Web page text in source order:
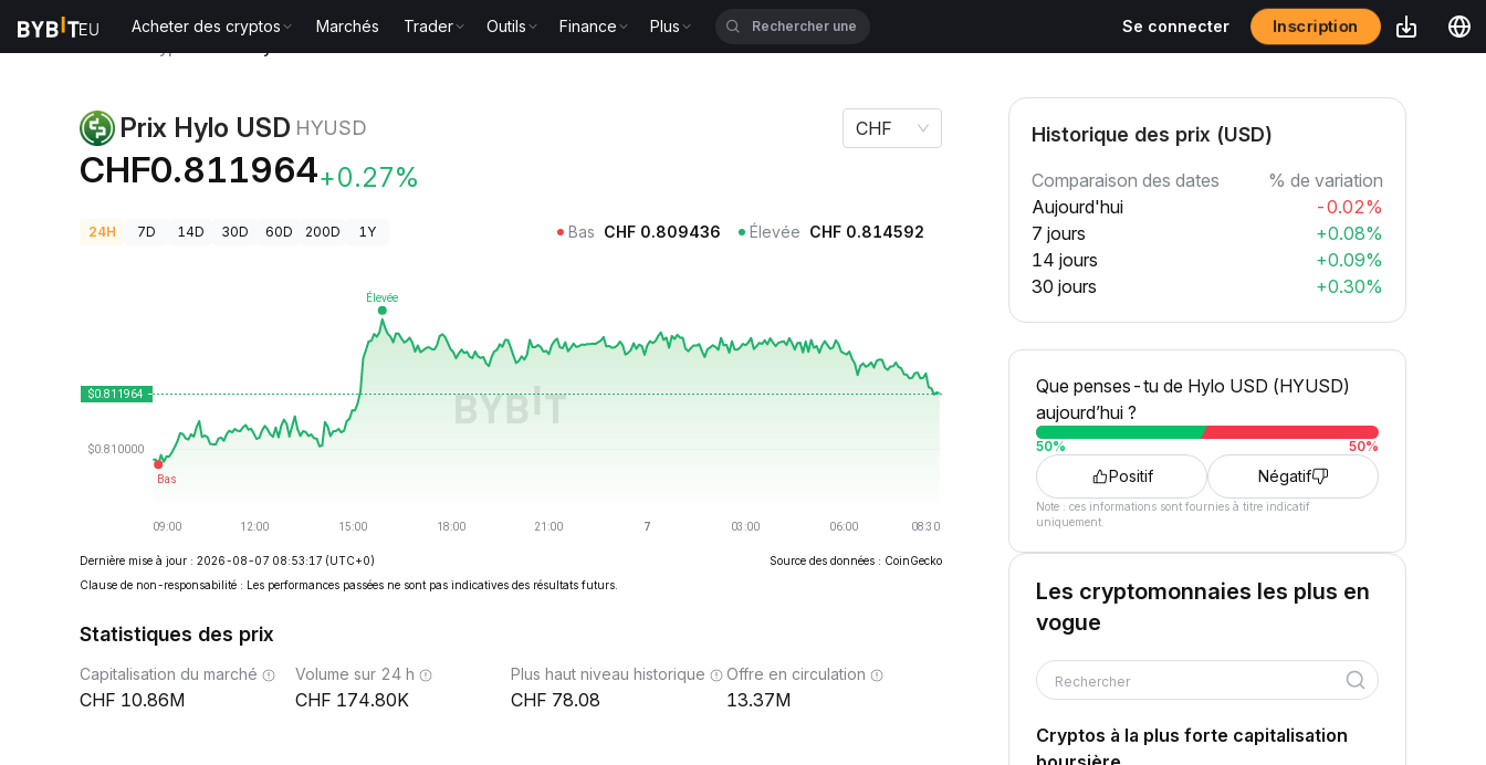
Acheter des cryptos Marchés Trader Outils Finance Plus Se connecter Inscription
Prix Hylo USD HYUSD
CHF0.811964+0.27%
CHF
24H 7D 14D 30D 60D 200D 1Y Bas CHF 0.809436 Élevée CHF 0.814592
Dernière mise à jour : 2026-08-07 08:53:17 (UTC+0)
Source des données : CoinGecko
Clause de non-responsabilité : Les performances passées ne sont pas indicatives des résultats futurs.
Statistiques des prix
Capitalisation du marché
10.86M
Volume sur 24 h
174.80K
Plus haut niveau historique
78.08
Offre en circulation
13.37M
Historique des prix (USD)
Comparaison des dates
% de variation
Aujourd'hui
-0.02%
7 jours
+0.08%
14 jours
+0.09%
30 jours
+0.30%
Que penses-tu de Hylo USD (HYUSD)
aujourd’hui ?
50% 50%
Positif Négatif
Note : ces informations sont fournies à titre indicatif
uniquement.
Les cryptomonnaies les plus en
vogue
Rechercher
Cryptos à la plus forte capitalisation